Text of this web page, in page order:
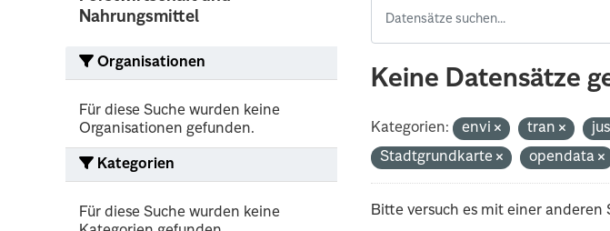
Nahrungsmittel
Organisationen
Für diese Suche wurden keine
Organisationen gefunden.
Kategorien
Für diese Suche wurden keine
Keine Datensätze
Kategorien: envi tran
Stadtgrundkarte
opendata
Bitte versuch es mit einer anderen